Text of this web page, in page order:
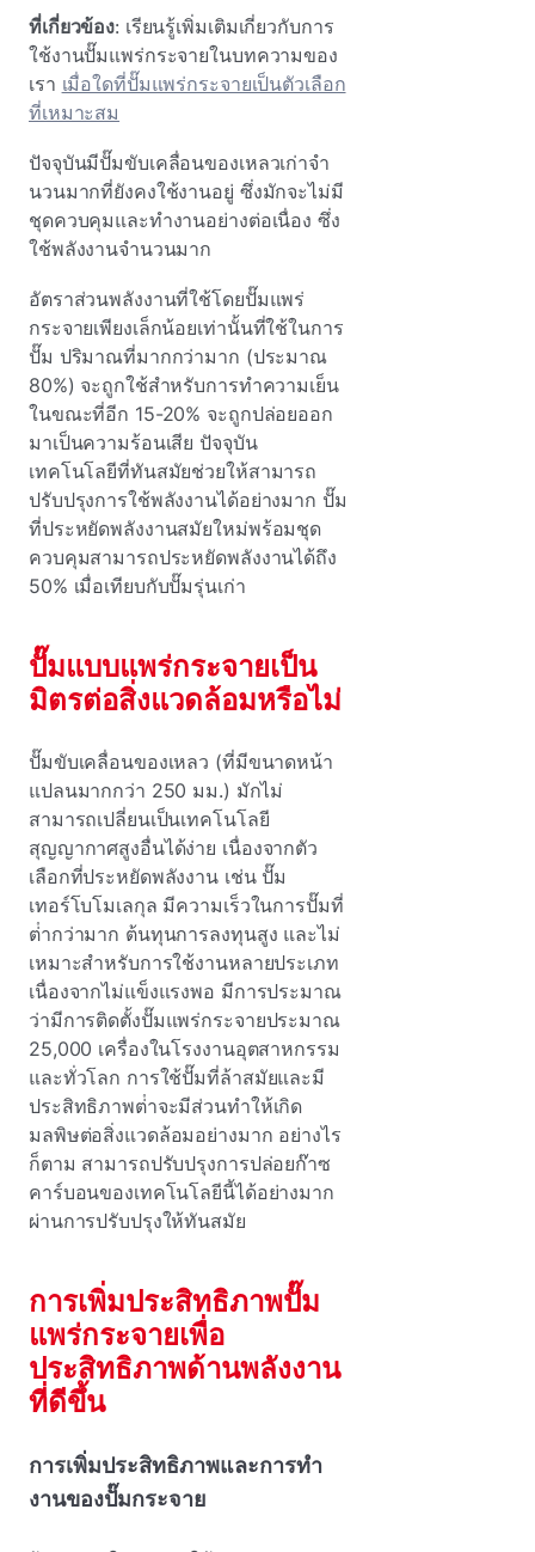
ที่เกี่ยวข้อง: เรียนรู้เพิ่มเติมเกี่ยวกับการ
ใช้งานปั๊มแพร่กระจายในบทความของ
เรา เมื่อใดที่ปั๊มแพร่กระจายเป็นตัวเลือก
ที่เหมาะสม
ปัจจุบันมีปั๊มขับเคลื่อนของเหลวเก่าจํา
นวนมากที่ยังคงใช้งานอยู่ ซึ่งมักจะไม่มี
ชุดควบคุมและทํางานอย่างต่อเนื่อง ซึ่ง
ใช้พลังงานจํานวนมาก
อัตราส่วนพลังงานที่ใช้โดยปั๊มแพร่
กระจายเพียงเล็กน้อยเท่านั้นที่ใช้ในการ
ปั๊ม ปริมาณที่มากกว่ามาก (ประมาณ
80%) จะถูกใช้สําหรับการทําความเย็น
ในขณะที่อีก 15-20% จะถูกปล่อยออก
มาเป็นความร้อนเสีย ปัจจุบัน
เทคโนโลยีที่ทันสมัยช่วยให้สามารถ
ปรับปรุงการใช้พลังงานได้อย่างมาก ปั๊ม
ที่ประหยัดพลังงานสมัยใหม่พร้อมชุด
ควบคุมสามารถประหยัดพลังงานได้ถึง
50% เมื่อเทียบกับปั๊มรุ่นเก่า
ปั๊มแบบแพร่กระจายเป็น
มิตรต่อสิ่งแวดล้อมหรือไม่
ปั๊มขับเคลื่อนของเหลว (ที่มีขนาดหน้า
แปลนมากกว่า 250 มม.) มักไม่
สามารถเปลี่ยนเป็นเทคโนโลยี
สุญญากาศสูงอื่นได้ง่าย เนื่องจากตัว
เลือกที่ประหยัดพลังงาน เช่น ปั๊ม
เทอร์โบโมเลกุล มีความเร็วในการปั๊มที่
ต่ํากว่ามาก ต้นทุนการลงทุนสูง และไม่
เหมาะสําหรับการใช้งานหลายประเภท
เนื่องจากไม่แข็งแรงพอ มีการประมาณ
ว่ามีการติดตั้งปั๊มแพร่กระจายประมาณ
25,000 เครื่องในโรงงานอุตสาหกรรม
และทั่วโลก การใช้ปั๊มที่ล้าสมัยและมี
ประสิทธิภาพต่ําจะมีส่วนทําให้เกิด
มลพิษต่อสิ่งแวดล้อมอย่างมาก อย่างไร
ก็ตาม สามารถปรับปรุงการปล่อยก๊าซ
คาร์บอนของเทคโนโลยีนี้ได้อย่างมาก
ผ่านการปรับปรุงให้ทันสมัย
การเพิ่มประสิทธิภาพปั๊ม
แพร่กระจายเพื่อ
ประสิทธิภาพด้านพลังงาน
ที่ดีขึ้น
การเพิ่มประสิทธิภาพและการทํา
งานของปั๊มกระจาย